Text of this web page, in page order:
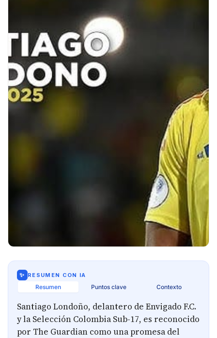
✨ RESUMEN CON IA
Resumen Puntos clave Contexto
Santiago Londoño, delantero de Envigado F.C.
y la Selección Colombia Sub-17, es reconocido
por The Guardian como una promesa del